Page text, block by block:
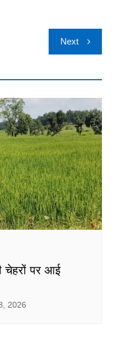
Next
चेहरों पर आई
2026